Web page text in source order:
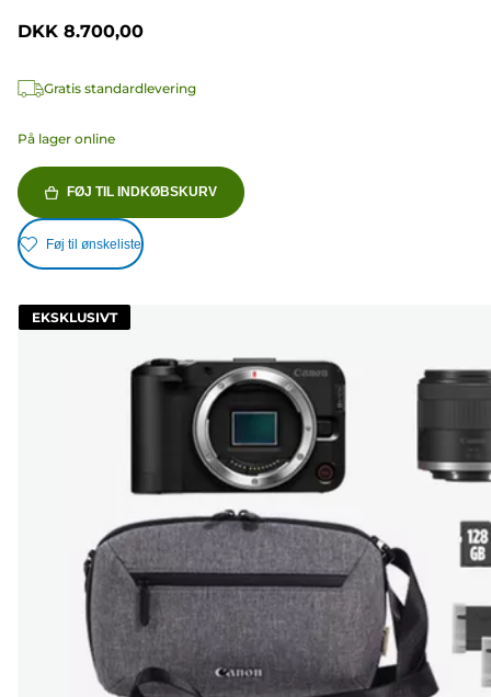
DKK 8.700,00
Gratis standardlevering
På lager online
FØJ TIL INDKØBSKURV
Føj til ønskeliste
EKSKLUSIVT